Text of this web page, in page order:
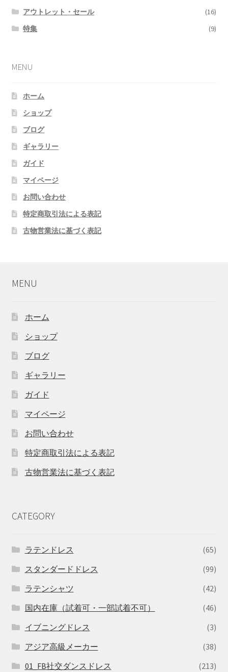
アウトレット・セール
(16)
特集
(9)
MENU
ホーム
ショップ
ブログ
ギャラリー
ガイド
マイページ
お問い合わせ
特定商取引法による表記
古物営業法に基づく表記
MENU
ホーム
ショップ
ブログ
ギャラリー
ガイド
マイページ
お問い合わせ
特定商取引法による表記
古物営業法に基づく表記
CATEGORY
ラテンドレス
(65)
スタンダードドレス
(99)
ラテンシャツ
(42)
国内在庫（試着可・一部試着不可）
(46)
イブニングドレス
(3)
アジア高級メーカー
(38)
01_FB社交ダンスドレス
(213)